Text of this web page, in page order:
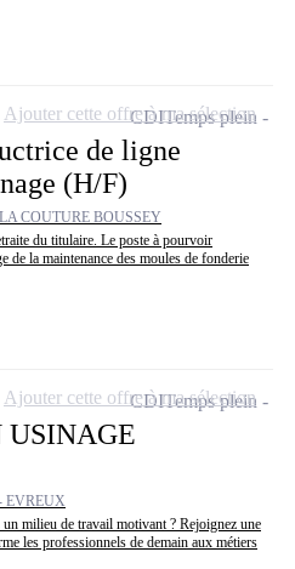
de ligne
(H/F)
COUTURE BOUSSEY
du titulaire. Le poste à pourvoir
de la maintenance des moules de fonderie
CDITemps plein
Ajouter cette offre à ma sélection
USINAGE
EVREUX
milieu de travail motivant ? Rejoignez une
les professionnels de demain aux métiers
CDITemps plein
Ajouter cette offre à ma sélection